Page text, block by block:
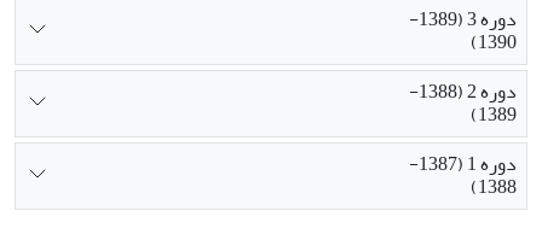
دوره 3 (1389-
1390)
دوره 2 (1388-
1389)
دوره 1 (1387-
1388)